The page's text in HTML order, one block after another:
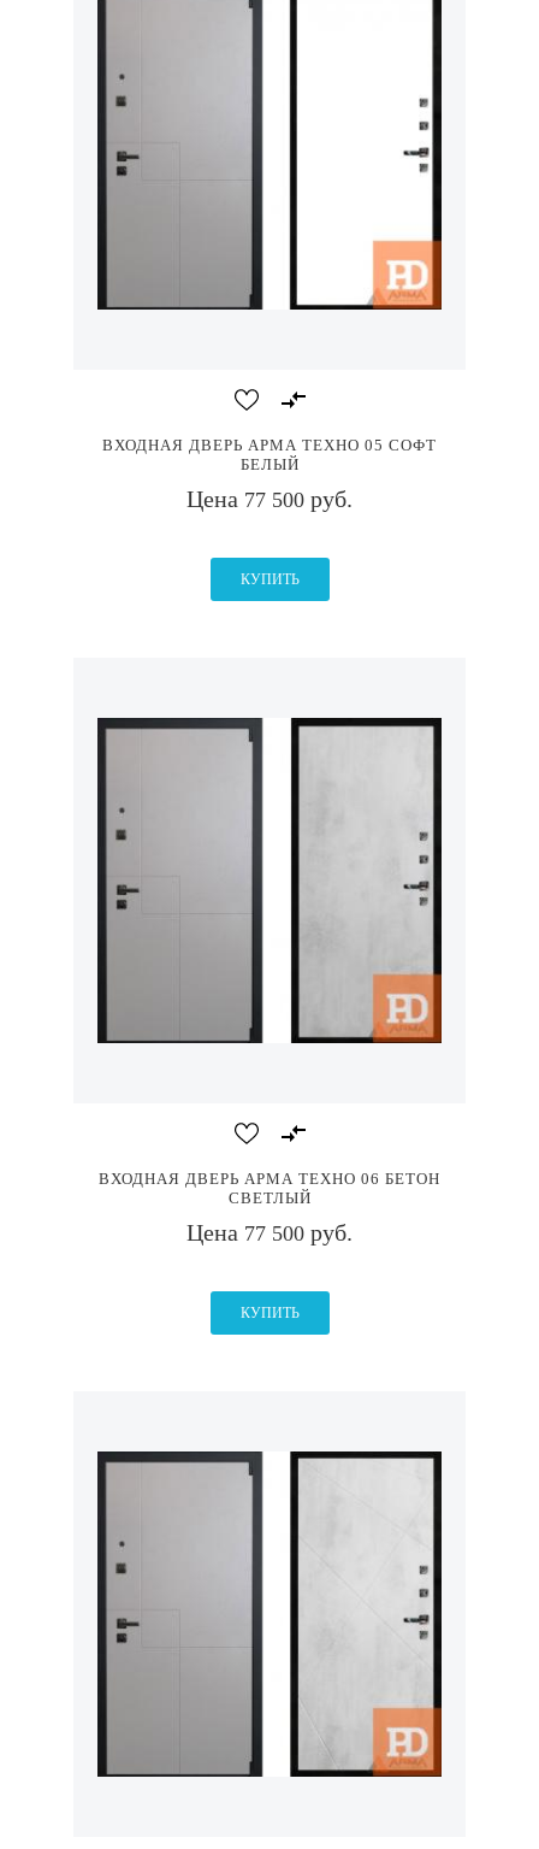
ВХОДНАЯ ДВЕРЬ АРМА ТЕХНО 05 СОФТ
БЕЛЫЙ
Цена 77 500 руб.
КУПИТЬ
ВХОДНАЯ ДВЕРЬ АРМА ТЕХНО 06 БЕТОН
СВЕТЛЫЙ
Цена 77 500 руб.
КУПИТЬ